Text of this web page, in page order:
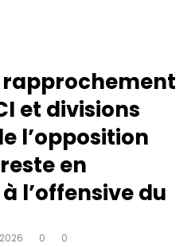
rapprochement
et divisions
l’opposition
en
l’offensive du
0 0